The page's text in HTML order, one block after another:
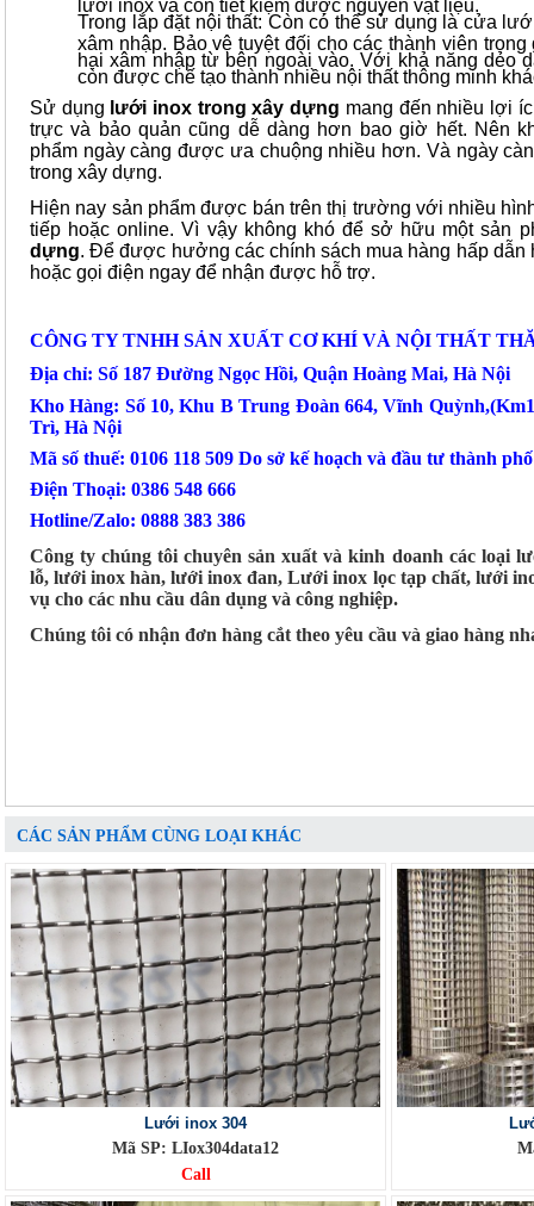
lưới inox và còn tiết kiệm được nguyên vật liệu.
Trong lắp đặt nội thất: Còn có thể sử dụng là cửa
xâm nhập. Bảo vệ tuyệt đối cho các thành viên
hại xâm nhập từ bên ngoài vào. Với khả năng dẻo
còn được chế tạo thành nhiều nội thất thông minh
Sử dụng lưới inox trong xây dựng mang đến nhiều lợi
trực và bảo quản cũng dễ dàng hơn bao giờ hết. Nên
phẩm ngày càng được ưa chuộng nhiều hơn. Và ngày
trong xây dựng.
Hiện nay sản phẩm được bán trên thị trường với nhiều
tiếp hoặc online. Vì vậy không khó để sở hữu một sản
dựng. Để được hưởng các chính sách mua hàng hấp dẫn
hoặc gọi điện ngay để nhận được hỗ trợ.
CÔNG TY TNHH SẢN XUẤT CƠ KHÍ VÀ NỘI THẤT
Địa chỉ: Số 187 Đường Ngọc Hồi, Quận Hoàng Mai, Hà Nội
Kho Hàng: Số 10, Khu B Trung Đoàn 664, Vĩnh
Trì, Hà Nội
Mã số thuế: 0106 118 509 Do sở kế hoạch và đầu tư thành
Điện Thoại: 0386 548 666
Hotline/Zalo: 0888 383 386
Công ty chúng tôi chuyên sản xuất và kinh doanh các loại
lỗ, lưới inox hàn, lưới inox đan, Lưới inox lọc tạp chất, lưới
vụ cho các nhu cầu dân dụng và công nghiệp.
Chúng tôi có nhận đơn hàng cắt theo yêu cầu và giao hàng
CÁC SẢN PHẨM CÙNG LOẠI KHÁC
Lưới inox 304
Mã SP: LIox304data12
Call